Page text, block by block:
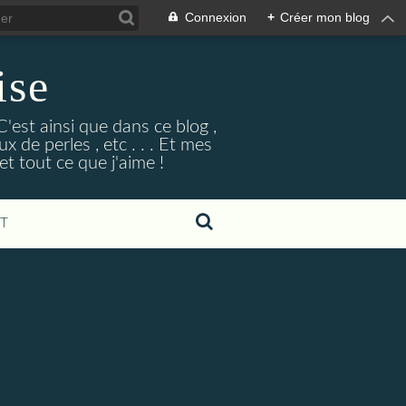
Connexion + Créer mon blog
ainsi que dans ce blog ,
de perles , etc . . . Et mes
tout ce que j'aime !